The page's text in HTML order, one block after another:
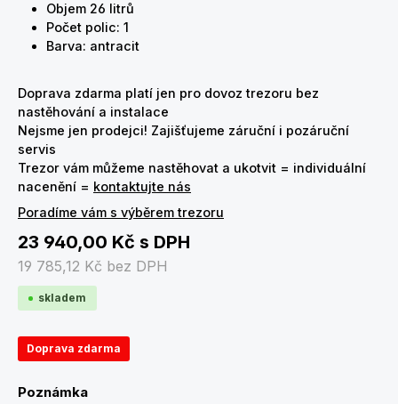
Objem 26 litrů
Počet polic: 1
Barva: antracit
Doprava zdarma platí jen pro dovoz trezoru bez
nastěhování a instalace
Nejsme jen prodejci! Zajišťujeme záruční i pozáruční
servis
Trezor vám můžeme nastěhovat a ukotvit = individuální
nacenění = kontaktujte nás
Poradíme vám s výběrem trezoru
23 940,00 Kč s DPH
19 785,12 Kč bez DPH
skladem
Doprava zdarma
Poznámka